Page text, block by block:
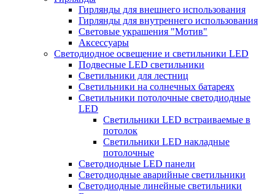
Гирлянды для внешнего использования
Гирлянды для внутреннего использования
Световые украшения "Мотив"
Аксессуары
Светодиодное освещение и светильники LED
Подвесные LED светильники
Светильники для лестниц
Светильники на солнечных батареях
Светильники потолочные светодиодные
LED
Cветильники LED встраиваемые в
потолок
Светильники LED накладные
потолочные
Светодиодные LED панели
Светодиодные аварийные светильники
Светодиодные линейные светильники